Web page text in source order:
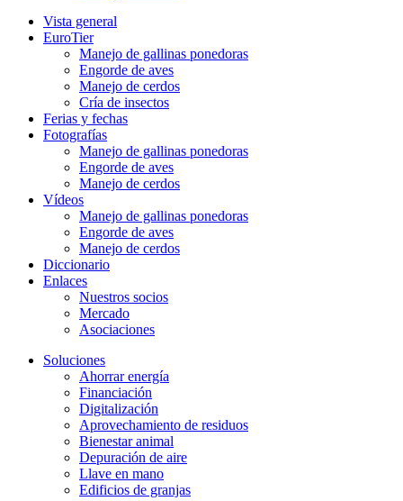
Vista general
EuroTier
Manejo de gallinas ponedoras
Engorde de aves
Manejo de cerdos
Cría de insectos
Ferias y fechas
Fotografías
Manejo de gallinas ponedoras
Engorde de aves
Manejo de cerdos
Vídeos
Manejo de gallinas ponedoras
Engorde de aves
Manejo de cerdos
Diccionario
Enlaces
Nuestros socios
Mercado
Asociaciones
Soluciones
Ahorrar energía
Financiación
Digitalización
Aprovechamiento de residuos
Bienestar animal
Depuración de aire
Llave en mano
Edificios de granjas